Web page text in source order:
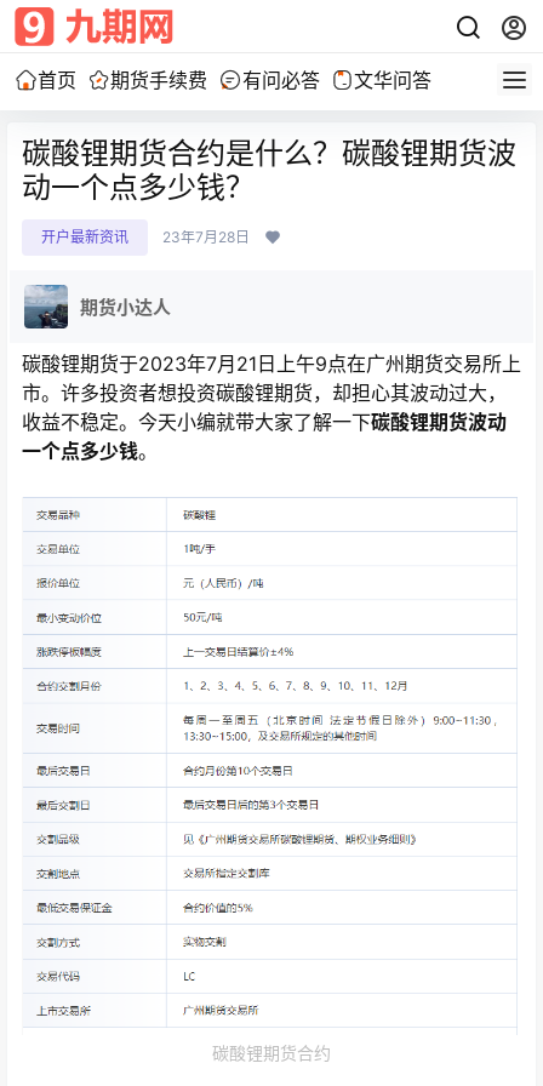
首页 期货手续费 有问必答 文华问答
碳酸锂期货合约是什么？碳酸锂期货波
动一个点多少钱？
开户最新资讯 23年7月28日
期货小达人
碳酸锂期货于2023年7月21日上午9点在广州期货交易所上
市。许多投资者想投资碳酸锂期货，却担心其波动过大，
收益不稳定。今天小编就带大家了解一下碳酸锂期货波动
一个点多少钱。
碳酸锂期货合约